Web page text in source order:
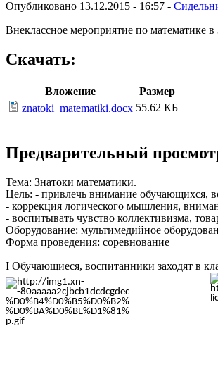
Опубликовано 13.12.2015 - 16:57 -
Внеклассное мероприятие по математике
Скачать:
Вложение
Размер
znatoki_matematiki.docx 55.62 КБ
Предварительный
Тема: Знатоки математики.
Цель: - привлечь внимание обучающихся,
- коррекция логического мышления,
- воспитывать чувство коллективизма,
Оборудование: мультимедийное
Форма проведения: соревнование
I Обучающиеся, воспитанники заходят в